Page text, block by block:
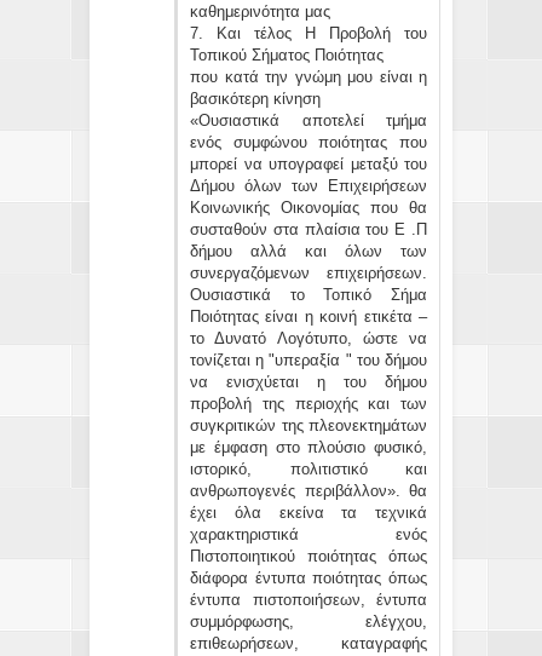
καθημερινότητα μας
7. Και τέλος Η Προβολή του
Τοπικού Σήματος Ποιότητας
που κατά την γνώμη μου είναι η
βασικότερη κίνηση
«Ουσιαστικά αποτελεί τμήμα
ενός συμφώνου ποιότητας που
μπορεί να υπογραφεί μεταξύ του
Δήμου όλων των Επιχειρήσεων
Κοινωνικής Οικονομίας που θα
συσταθούν στα πλαίσια του Ε .Π
δήμου αλλά και όλων των
συνεργαζόμενων επιχειρήσεων.
Ουσιαστικά το Τοπικό Σήμα
Ποιότητας είναι η κοινή ετικέτα –
το Δυνατό Λογότυπο, ώστε να
τονίζεται η "υπεραξία " του δήμου
να ενισχύεται η του δήμου
προβολή της περιοχής και των
συγκριτικών της πλεονεκτημάτων
με έμφαση στο πλούσιο φυσικό,
ιστορικό, πολιτιστικό και
ανθρωπογενές περιβάλλον». θα
έχει όλα εκείνα τα τεχνικά
χαρακτηριστικά ενός
Πιστοποιητικού ποιότητας όπως
διάφορα έντυπα ποιότητας όπως
έντυπα πιστοποιήσεων, έντυπα
συμμόρφωσης, ελέγχου,
επιθεωρήσεων, καταγραφής